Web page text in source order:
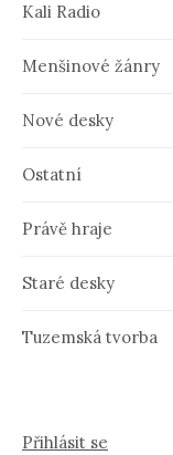
Kali Radio
Menšinové žánry
Nové desky
Ostatní
Právě hraje
Staré desky
Tuzemská tvorba
Přihlásit se